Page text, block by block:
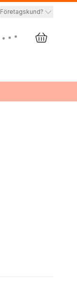
Företagskund?